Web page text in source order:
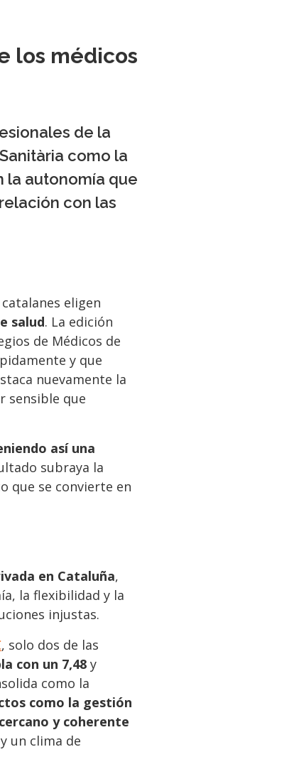
los médicos
de la
como la
la autonomía que
con las
eligen
salud. La edición
de Médicos de
y que
nuevamente la
sensible que
así una
subraya la
que se convierte en
en Cataluña,
la flexibilidad y la
injustas.
, solo dos de las
con un 7,48 y
como la
como la gestión
y coherente
un clima de